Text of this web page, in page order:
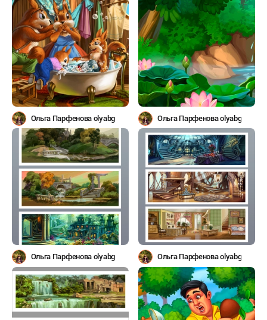
Ольга Парфенова olyabg Ольга Парфенова olyabg
Ольга Парфенова olyabg Ольга Парфенова olyabg